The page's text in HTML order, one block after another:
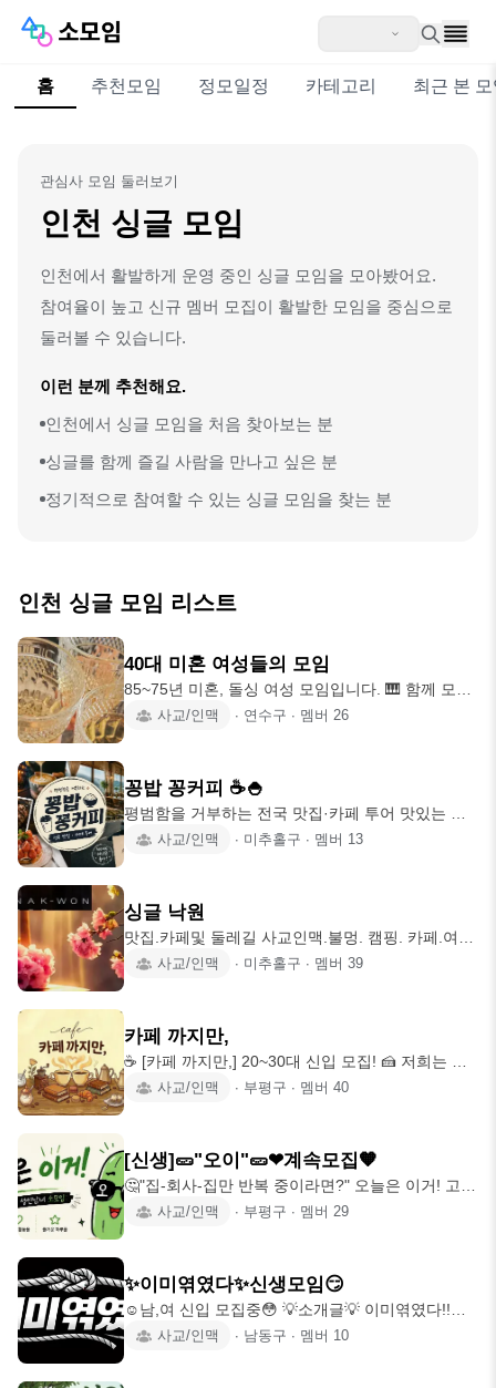
홈 추천모임 정모일정 카테고리 최근 본
관심사 모임 둘러보기
인천 싱글 모임
인천에서 활발하게 운영 중인 싱글 모임을 모아봤어요.
참여율이 높고 신규 멤버 모집이 활발한 모임을 중심으로
둘러볼 수 있습니다.
이런 분께 추천해요.
인천에서 싱글 모임을 처음 찾아보는 분
싱글를 함께 즐길 사람을 만나고 싶은 분
정기적으로 참여할 수 있는 싱글 모임을 찾는 분
인천 싱글 모임 리스트
40대 미혼 여성들의 모임
85~75년 미혼, 돌싱 여성 모임입니다. 🎹 함께 모여
서 문화생활도 하고 여행도 가고 잔잔한 대화도 나
타 모임 영업, 비매너시 강퇴됩니다. 🏁 회비 있습니
다.(월 1,000원, 가입 다음달 10일까지 1년치 한꺼
번에 납부) 나이 : 1985년생~1975년생 (빠른 년생
인정합니다.) 성별 : 여성만 구분 : 미혼, 돌싱만 가능
사교/인맥 ∙ 연수구 ∙ 멤버 26
꽁밥 꽁커피 ☕🍚
평범함을 거부하는 전국 맛집·카페 투어 맛있는 게
있다면, 멀어도 갑니다. 🚗 가까워서 가는 곳보다 멀
아 전국을 돌아다닙니다. ☕ 커피 한 잔을 위해 다른
지역까지 🍜 음식 하나를 위해 전국 어디든 🚗 맛있
다면 거리는 중요하지 않습니다. 🏆 꽁밥·꽁커피 룰
가보고 싶은 맛집이나 카페가 있다면 누구나 자유롭
추천한 사람은
사교/인맥 ∙ 미추홀구 ∙ 멤버 13
싱글 낙원
맛집.카페및 둘레길 사교인맥.불멍. 캠핑. 카페.여행.
. 가까운 드라이브 등등... 🩷 여성 회원 나이 70년생
75~85년생까지 (빠른 인정X. 지인도 70년생부터)
💕 가입후 한시간내 자소서 작성 💕 가입 사진은 실
사 정면사진으로 올리기 (마스크 X. 썬글 X. 지브리
X. 측면 X) 💕 울모임 포함 3개까지만 허용 (봉사,나
사교/인맥 ∙ 미추홀구 ∙ 멤버 39
카페 까지만,
☕ [카페 까지만,] 20~30대 신입 모집! 🍰 저희는 예
쁜 카페를 탐방하며 순수하게 수다와 취미를 공유하
알콜모임) 🍻술 마시고 찐하게 노는 분위기는 아닙
니다! 🙅‍♀️ ⏰ 정해진 요일 없이 시간 맞을 때 모여, 예
쁜 카페에서 부담 없이 지인과 친구를 만들어요! ✨
🚫 이런 분은 사양합니다 ✋ ❌ 기본 예의 없는 분 ❌
사교/인맥 ∙ 부평구 ∙ 멤버 40
[신생]🥒"오이"🥒❤계속모집🧡
🤔"집-회사-집만 반복 중이라면?" 오늘은 이거! 고민
되고 심심할때 "오늘은 이거!" 하고 바로 모이는 곳
그날 같이 해볼 사람! 즉흥 환영 주말/평일 시간 상관
없이 인천 전지역 즉흥 벙은 단톡방에서 이야기 후
열어용 03 - 90년생까지 공지에 가입인사 양식 확
인! 가입인사 작성 후 단톡방 초대🎉
사교/인맥 ∙ 부평구 ∙ 멤버 29
✨이미엮였다✨신생모임😏
☺️남,여 신입 모집중😳 💡소개글💡 이미엮였다!!여
기서 도망못가요!! 우정강제집행입니다 무기징역이
사교/인맥 ∙ 남동구 ∙ 멤버 10